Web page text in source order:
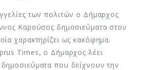
των πολιτών ο Δήμαρχος
Καρούσος δημοσιεύματα στον
χαρακτηρίζει ως κακόφημα.
Times, ο Δήμαρχος λέει
που δείχνουν την